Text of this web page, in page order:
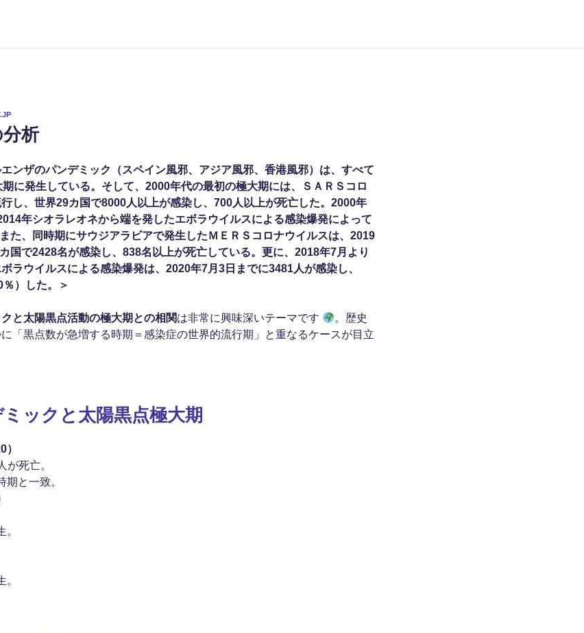
析
ンザのパンデミック（スペイン風邪、アジア風邪、香港風邪）は、すべて
に発生している。そして、2000年代の最初の極大期には、ＳＡＲＳコロ
し、世界29カ国で8000人以上が感染し、700人以上が死亡した。2000年
年シオラレオネから端を発したエボラウイルスによる感染爆発によって
た、同時期にサウジアラビアで発生したＭＥＲＳコロナウイルスは、2019
国で2428名が感染し、838名以上が死亡している。更に、2018年7月より
ラウイルスによる感染爆発は、2020年7月3日までに3481人が感染し、
）した。＞
と太陽黒点活動の極大期との相関は非常に興味深いテーマです
。歴史
「黒点数が急増する時期＝感染症の世界的流行期」と重なるケースが目立
ックと太陽黒点極大期
が死亡。
期と一致。